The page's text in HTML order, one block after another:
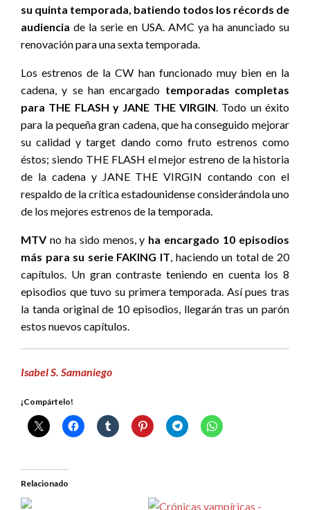
su quinta temporada, batiendo todos los récords de
audiencia de la serie en USA. AMC ya ha anunciado su
renovación para una sexta temporada.
Los estrenos de la CW han funcionado muy bien en la
cadena, y se han encargado temporadas completas
para THE FLASH y JANE THE VIRGIN. Todo un éxito
para la pequeña gran cadena, que ha conseguido mejorar
su calidad y target dando como fruto estrenos como
éstos; siendo THE FLASH el mejor estreno de la historia
de la cadena y JANE THE VIRGIN contando con el
respaldo de la crítica estadounidense considerándola uno
de los mejores estrenos de la temporada.
MTVno ha sido menos, y ha encargado 10 episodios
más para su serie FAKING IT, haciendo un total de 20
capítulos. Un gran contraste teniendo en cuenta los 8
episodios que tuvo su primera temporada. Así pues tras
la tanda original de 10 episodios, llegarán tras un parón
estos nuevos capítulos.
Isabel S. Samaniego
¡Compártelo!
Relacionado